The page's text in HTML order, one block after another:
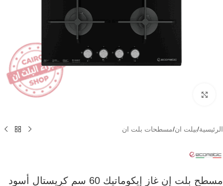
الرئيسية/بيلت ان/مسطحات بلت ان
مسطح بلت إن غاز إيكوماتيك 60 سم كريستال أسود